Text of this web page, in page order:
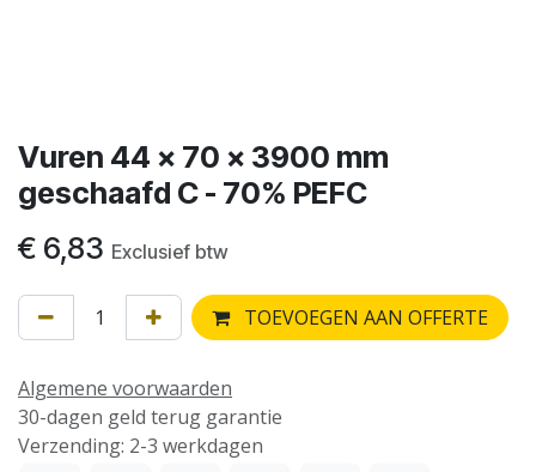
Vuren 44 x 70 x 3900 mm
geschaafd C - 70% PEFC
€ 6,83 Exclusief btw
TOEVOEGEN AAN OFFERTE
Algemene voorwaarden
30-dagen geld terug garantie
Verzending: 2-3 werkdagen